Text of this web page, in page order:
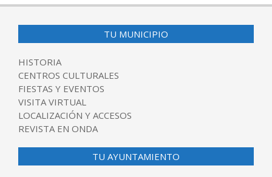
TU MUNICIPIO
HISTORIA
CENTROS CULTURALES
FIESTAS Y EVENTOS
VISITA VIRTUAL
LOCALIZACIÓN Y ACCESOS
REVISTA EN ONDA
TU AYUNTAMIENTO